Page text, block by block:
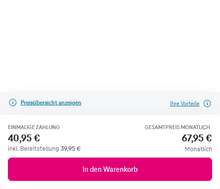
Preisübersicht anzeigen Ihre Vorteile
EINMALIGE ZAHLUNG
40,95 €
inkl. Bereitstellung39,95€
GESAMTPREIS MONATLICH
67,95 €
Monatlich
In den Warenkorb